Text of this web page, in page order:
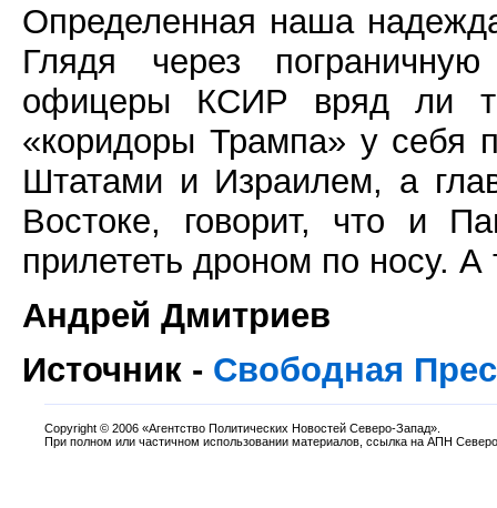
Определенная наша
Глядя через
офицеры КСИР вряд ли
«коридоры Трампа» у себя
Штатами и Израилем, а
Востоке, говорит, что и
прилететь дроном по носу.
Андрей Дмитриев
Источник - Свободная
Copyright © 2006 «Агентство Политических Новостей Северо-Запад».
При полном или частичном использовании материалов, ссылка на АПН